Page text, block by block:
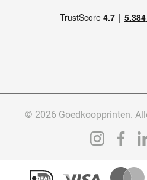
© 2026 Goedkoopprinten.